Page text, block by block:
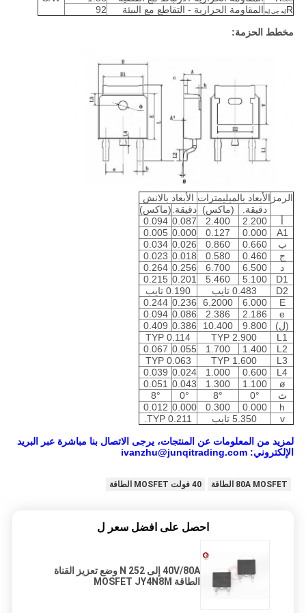
R إيه جي إيه المقاومة الحرارية - التقاطع مع البيئة 92
مخطط الحزمة:
الرمز الأبعاد بالميليمترات الأبعاد بالانش
دقيقة.
(ماكس) دقيقة. (ماكس)
أ
2.200
2.400
0.087
0.094
A1
0.000
0.127
0.000
0.005
ب
0.660
0.860
0.026
0.034
ج
0.460
0.580
0.018
0.023
د
6.500
6.700
0.256
0.264
D1
5.100
5.460
0.201
0.215
D2
0.483 تايب
0.190 تايب
E
6.000
6.2000
0.236
0.244
e
2.186
2.386
0.086
0.094
(ل)
9.800
10.400
0.386
0.409
L1
2.900 TYP
0.114 TYP
L2
1.400
1.700
0.055
0.067
L3
1.600 TYP
0.063 TYP
L4
0.600
1.000
0.024
0.039
ø
1.100
1.300
0.043
0.051
ث
0°
8°
0°
8°
h
0.000
0.300
0.000
0.012
v
5.350 تايب 0.211 TYP.
لمزيد من المعلومات عن المنتجات، يرجى الاتصال بنا مباشرة عبر البريد
الإلكتروني: ivanzhu@junqitrading.com
80A MOSFET الطاقة 40 فولت MOSFET الطاقة
احصل على افضل سعر ل
40V/80A إلى 252 N وضع تعزيز القناة
الطاقة MOSFET JY4N8M